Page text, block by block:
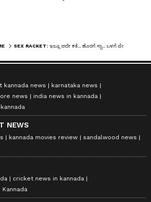
kannada news
karnataka news
news
india news in kannada
NEWS
kannada movies review
sandalwood news
cricket news in kannada